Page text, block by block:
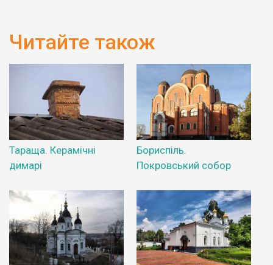
Читайте також
Тараща. Керамічні
димарі
Бориспіль.
Покровський собор